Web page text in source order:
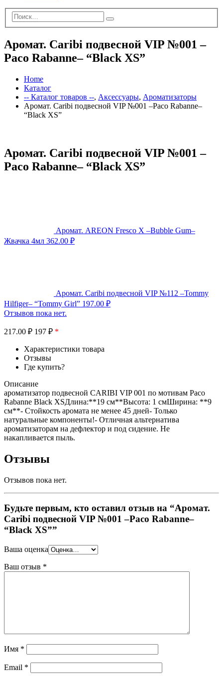
Аромат. Caribi подвесной VIP №001 –
Paco Rabanne– “Black XS”
Home
Каталог
-- Каталог товаров --, Аксессуары, Ароматизаторы
Аромат. Caribi подвесной VIP №001 –Paco Rabanne–
“Black XS”
Аромат. Caribi подвесной VIP №001 –
Paco Rabanne– “Black XS”
Аромат. AREON Fresco X –Bubble Gum–
Жвачка 4мл 362.00 ₽
Аромат. Caribi подвесной VIP №112 –Tommy
Hilfiger– “Tommy Girl” 197.00 ₽
Отзывов пока нет.
217.00 ₽ 197 ₽ *
Характеристики товара
Отзывы
Где купить?
Описание
ароматизатор подвесной CARIBI VIP 001 по мотивам Paco
Rabanne Black XSДлина:**19 см**Высота: 1 смШирина: **9
см**- Стойкость аромата не менее 45 дней- Только
натуральные компоненты!- Отличная альтернатива
ароматизаторам на дефлектор и под сидение. Не
накапливается пыль.
Отзывы
Отзывов пока нет.
Будьте первым, кто оставил отзыв на “Аромат.
Caribi подвесной VIP №001 –Paco Rabanne–
“Black XS””
Ваша оценка
Ваш отзыв *
Имя *
Email *